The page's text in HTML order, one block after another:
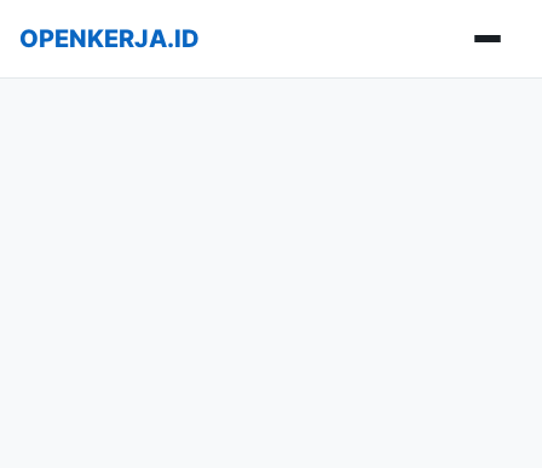
OPENKERJA.ID